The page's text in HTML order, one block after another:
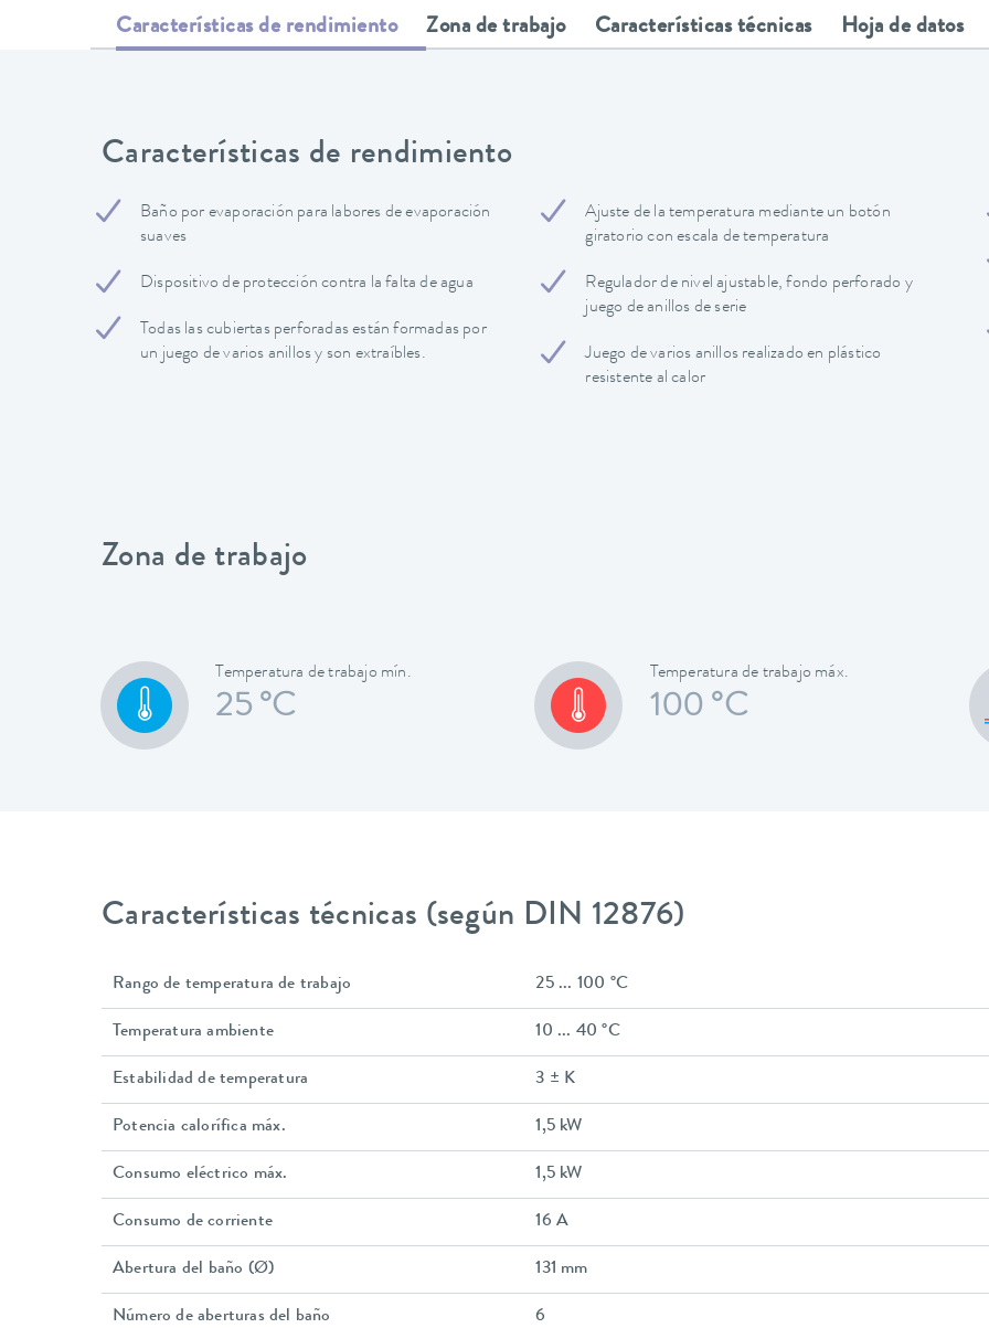
Características de rendimiento Zona de trabajo Características técnicas Hoja de datos
Características de rendimiento
Baño por evaporación para labores de evaporación
suaves
Dispositivo de protección contra la falta de agua
Todas las cubiertas perforadas están formadas por
un juego de varios anillos y son extraíbles.
Ajuste de la temperatura mediante un botón
giratorio con escala de temperatura
Regulador de nivel ajustable, fondo perforado y
juego de anillos de serie
Juego de varios anillos realizado en plástico
resistente al calor
Zona de trabajo
Temperatura de trabajo mín.
25 °C
Temperatura de trabajo máx.
100 °C
Características técnicas (según DIN 12876)
Rango de temperatura de trabajo 25 ... 100 °C
Temperatura ambiente 10 ... 40 °C
Estabilidad de temperatura 3 ± K
Potencia calorífica máx. 1,5 kW
Consumo eléctrico máx. 1,5 kW
Consumo de corriente 16 A
Abertura del baño (Ø) 131 mm
Número de aberturas del baño 6